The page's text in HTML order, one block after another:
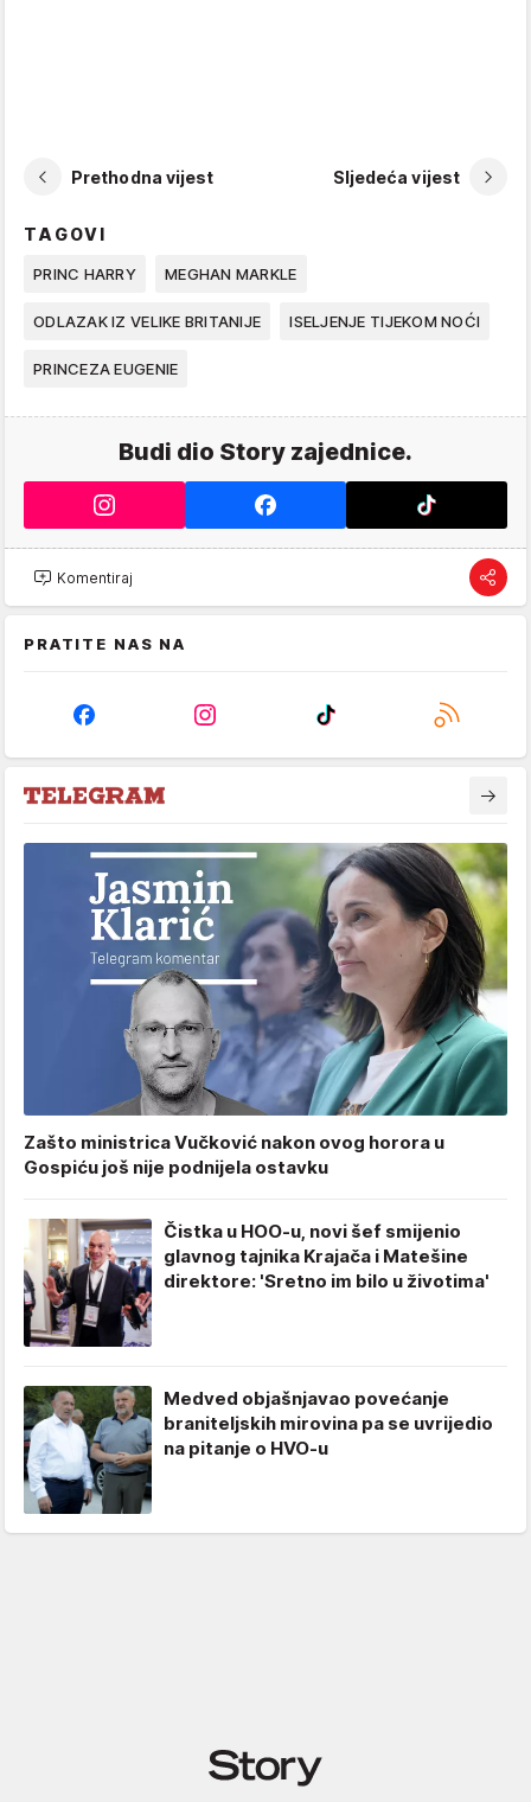
Prethodna vijest Sljedeća vijest
TAGOVI
PRINC HARRY MEGHAN MARKLE
ODLAZAK IZ VELIKE BRITANIJE ISELJENJE TIJEKOM NOĆI
PRINCEZA EUGENIE
Budi dio Story zajednice.
Komentiraj
PRATITE NAS NA
Zašto ministrica Vučković nakon ovog horora u
Gospiću još nije podnijela ostavku
Čistka u HOO-u, novi šef smijenio
glavnog tajnika Krajača i Matešine
direktore: 'Sretno im bilo u životima'
Medved objašnjavao povećanje
braniteljskih mirovina pa se uvrijedio
na pitanje o HVO-u